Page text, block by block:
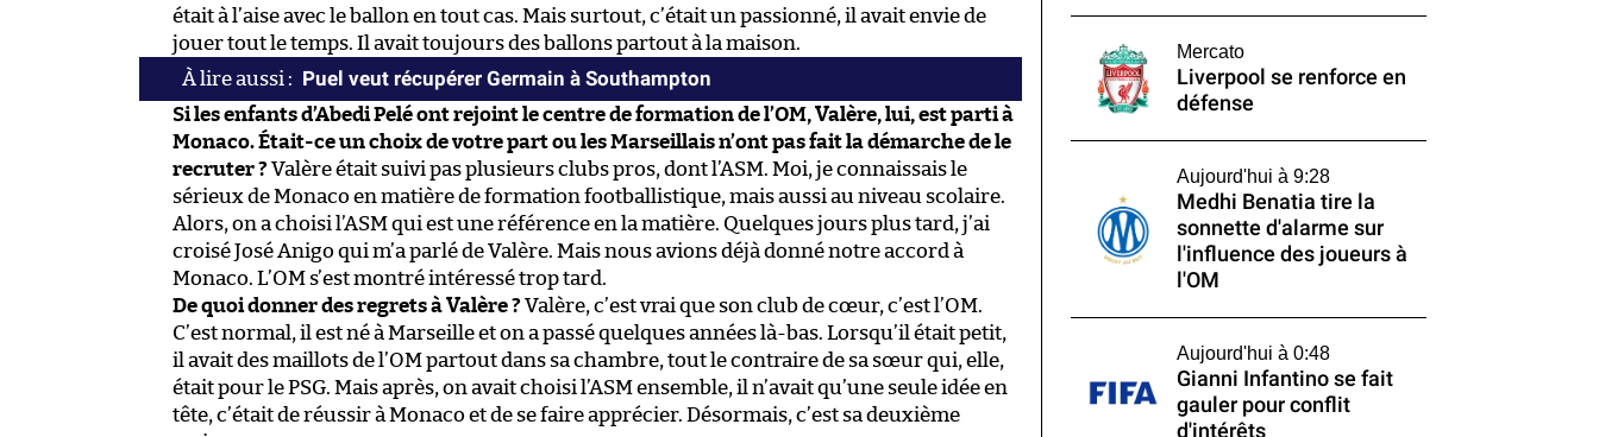
était à l’aise avec le ballon en tout cas. Mais surtout, c’était un passionné, il avait envie de
jouer tout le temps. Il avait toujours des ballons partout à la maison.
Puel veut récupérer Germain à Southampton
Si les enfants d’Abedi Pelé ont rejoint le centre de formation de l’OM, Valère, lui, est parti à
Monaco. Était-ce un choix de votre part ou les Marseillais n’ont pas fait la démarche de le
recruter ? Valère était suivi pas plusieurs clubs pros, dont l’ASM. Moi, je connaissais le
sérieux de Monaco en matière de formation footballistique, mais aussi au niveau scolaire.
Alors, on a choisi l’ASM qui est une référence en la matière. Quelques jours plus tard, j’ai
croisé José Anigo qui m’a parlé de Valère. Mais nous avions déjà donné notre accord à
Monaco. L’OM s’est montré intéressé trop tard.
De quoi donner des regrets à Valère ? Valère, c’est vrai que son club de cœur, c’est l’OM.
C’est normal, il est né à Marseille et on a passé quelques années là-bas. Lorsqu’il était petit,
il avait des maillots de l’OM partout dans sa chambre, tout le contraire de sa sœur qui, elle,
était pour le PSG. Mais après, on avait choisi l’ASM ensemble, il n’avait qu’une seule idée en
tête, c’était de réussir à Monaco et de se faire apprécier. Désormais, c’est sa deuxième
Mercato
Liverpool se renforce en
défense
Aujourd'hui à 9:28
Medhi Benatia tire la
sonnette d'alarme sur
l'influence des joueurs à
l'OM
Aujourd'hui à 0:48
Gianni Infantino se fait
gauler pour conflit
d'intérêts